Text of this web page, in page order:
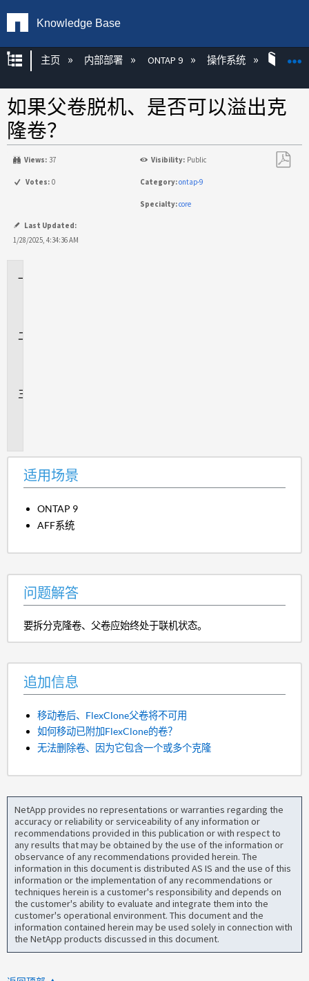
Knowledge Base
扩展/隐缩全局层次
主页 内部部署 ONTAP 9 操作系统
如果父卷脱机、是否可以溢出克
隆卷？
Views: 37 Visibility: Public
Votes: 0 Category:ontap-9
Specialty:core
Last Updated:
1/28/2025, 4:34:36 AM
适用场景
ONTAP 9
AFF系统
问题解答
要拆分克隆卷、父卷应始终处于联机状态。
追加信息
移动卷后、FlexClone父卷将不可用
如何移动已附加FlexClone的卷？
无法删除卷、因为它包含一个或多个克隆
NetApp provides no representations or warranties regarding the
accuracy or reliability or serviceability of any information or
recommendations provided in this publication or with respect to
any results that may be obtained by the use of the information or
observance of any recommendations provided herein. The
information in this document is distributed AS IS and the use of this
information or the implementation of any recommendations or
techniques herein is a customer's responsibility and depends on
the customer's ability to evaluate and integrate them into the
customer's operational environment. This document and the
information contained herein may be used solely in connection with
the NetApp products discussed in this document.